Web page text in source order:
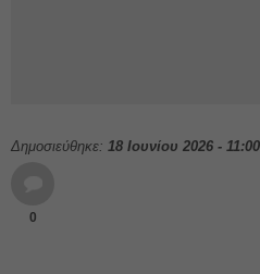
Δημοσιεύθηκε: 18 Ιουνίου 2026 - 11:00
0